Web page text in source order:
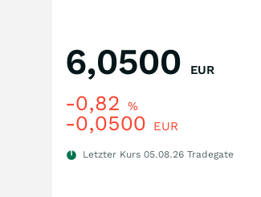
6,0500 EUR
-0,82 %
-0,0500 EUR
Letzter Kurs 05.08.26 Tradegate